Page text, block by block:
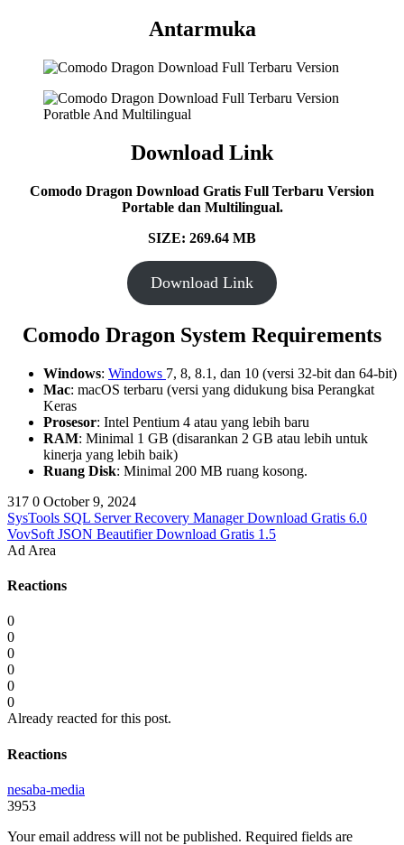
Antarmuka
Download Link
Comodo Dragon Download Gratis Full Terbaru Version
Portable dan Multilingual.
SIZE: 269.64 MB
Download Link
Comodo Dragon System Requirements
Windows: Windows 7, 8, 8.1, dan 10 (versi 32-bit dan 64-bit)
Mac: macOS terbaru (versi yang didukung bisa Perangkat
Keras
Prosesor: Intel Pentium 4 atau yang lebih baru
RAM: Minimal 1 GB (disarankan 2 GB atau lebih untuk
kinerja yang lebih baik)
Ruang Disk: Minimal 200 MB ruang kosong.
317 0 October 9, 2024
SysTools SQL Server Recovery Manager Download Gratis 6.0
VovSoft JSON Beautifier Download Gratis 1.5
Ad Area
Reactions
0
0
0
0
0
0
Already reacted for this post.
Reactions
nesaba-media
3953
Your email address will not be published. Required fields are